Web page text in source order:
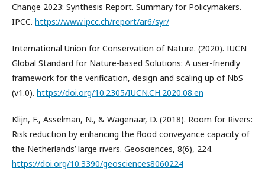
Change 2023: Synthesis Report. Summary for Policymakers.
IPCC. https://www.ipcc.ch/report/ar6/syr/
International Union for Conservation of Nature. (2020). IUCN
Global Standard for Nature-based Solutions: A user-friendly
framework for the verification, design and scaling up of NbS
(v1.0). https://doi.org/10.2305/IUCN.CH.2020.08.en
Klijn, F., Asselman, N., & Wagenaar, D. (2018). Room for Rivers:
Risk reduction by enhancing the flood conveyance capacity of
the Netherlands’ large rivers. Geosciences, 8(6), 224.
https://doi.org/10.3390/geosciences8060224